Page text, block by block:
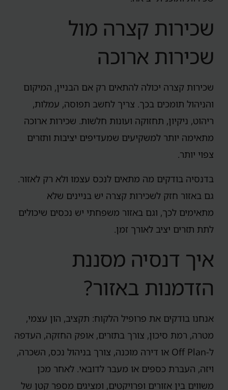
שכירות קצרה מול
שכירות ארוכה
שכירות קצרה יכולה להתאים רק אם הבניין, המיקום
והניהול תומכים בכך. צריך לחשב תפוסה, עמלות,
ריהוט, ניקיון, תחזוקה ועונות חלשות. שכירות ארוכה
מתאימה יותר למשקיעים שמעדיפים יציבות ותזרים
צפוי יותר.
בדנסיה בודקים מה מתאים לנכס עצמו ולא רק לאזור.
גם באזור חזק לשכירות קצרה יש בניינים שלא
מתאימים לכך, וגם באזור משפחתי יש נכסים שיכולים
לתת תזרים יציב לאורך זמן.
איך דנסיה מסננת
הזדמנות באזור?
אנחנו בודקים את פרופיל הלקוח: תקציב, הון עצמי,
מטרה, רמת סיכון, צורך בתזרים, אופק החזקה, העדפה
ל-Off Plan או דירה מוכנה, צורך בניהול נכס, השכרה,
ויזה, העברת כספים או מעבר לדובאי. לאחר מכן
משווים בין אזורים ופרויקטים, ומציגים מספר קטן של